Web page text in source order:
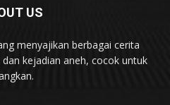
US
menyajikan berbagai cerita
kejadian aneh, cocok untuk